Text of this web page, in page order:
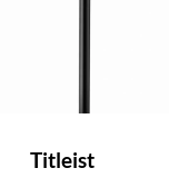
Titleist